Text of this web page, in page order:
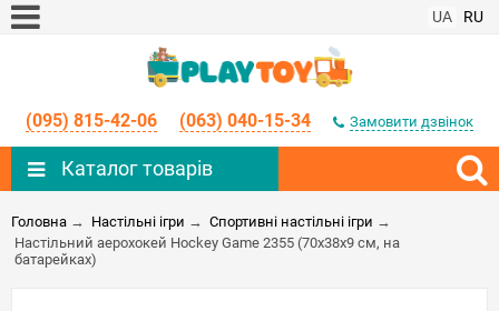
UA RU
(095) 815-42-06 (063) 040-15-34 Замовити дзвінок
Каталог товарів
Головна → Настільні ігри → Спортивні настільні ігри →
Настільний аерохокей Hockey Game 2355 (70x38x9 см, на
батарейках)